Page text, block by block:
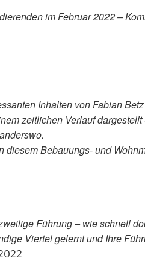
im Februar 2022 –
Inhalten von Fabian
zeitlichen Verlauf dargestellt
diesem Bebauungs- und
Führung – wie schnell
Viertel gelernt und Ihre